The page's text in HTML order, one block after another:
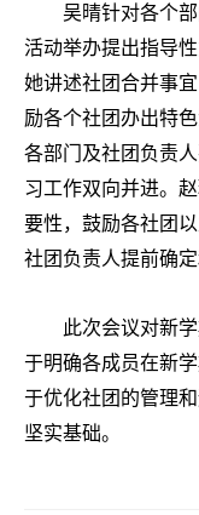
吴晴针对各个
活动举办提出指导
她讲述社团合并事
励各个社团办出特
各部门及社团负责
习工作双向并进。
要性，鼓励各社团
社团负责人提前确
此次会议对新
于明确各成员在新
于优化社团的管理
坚实基础。